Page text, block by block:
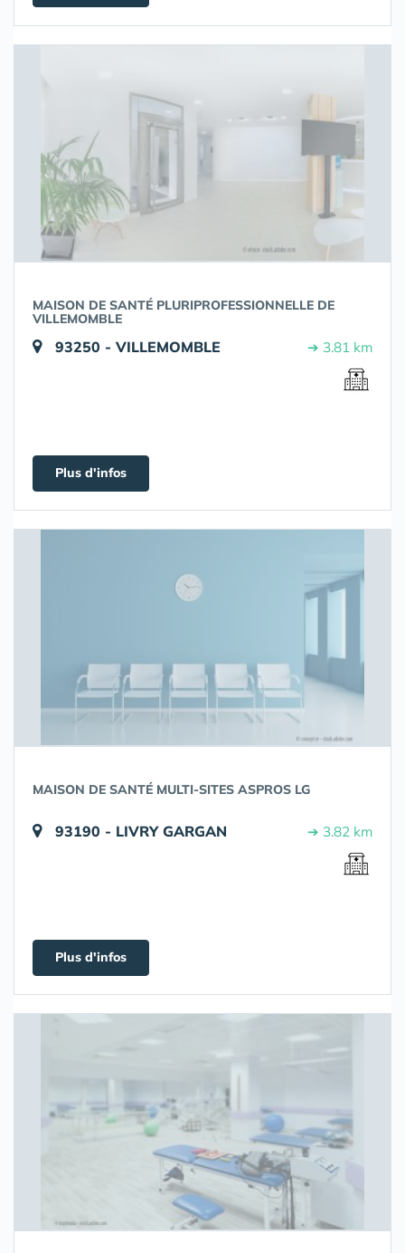
MAISON DE SANTÉ PLURIPROFESSIONNELLE DE
VILLEMOMBLE
93250 - VILLEMOMBLE ➔ 3.81 km
Plus d'infos
MAISON DE SANTÉ MULTI-SITES ASPROS LG
93190 - LIVRY GARGAN ➔ 3.82 km
Plus d'infos